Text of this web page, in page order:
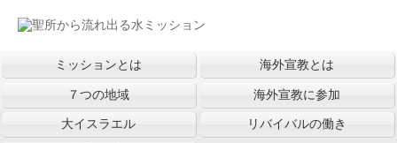
ミッションとは 海外宣教とは
７つの地域 海外宣教に参加
大イスラエル リバイバルの働き